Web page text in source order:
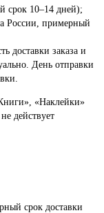
срок 10–14 дней);
России, примерный
доставки заказа и
День отправки
«Наклейки»
действует
срок доставки